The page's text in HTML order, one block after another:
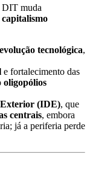
DIT muda
tecnológica,
e fortalecimento das
oligopólios
Exterior (IDE), que
centrais, embora
já a periferia perde